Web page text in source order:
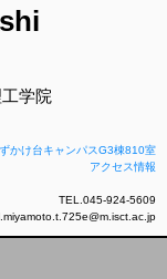
学院
かけ台キャンパスG3棟810室
アクセス情報
TEL.045-924-5609